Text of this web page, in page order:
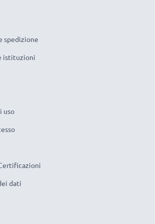
scegli la lunga durata e l'efficienza
e non fare mai compromessi sulla
spedizione
istituzioni
uso
dati